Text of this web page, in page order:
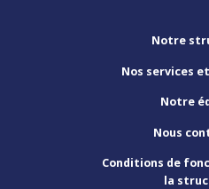
Notre
Nos services
Notre
Nous
Conditions de
la